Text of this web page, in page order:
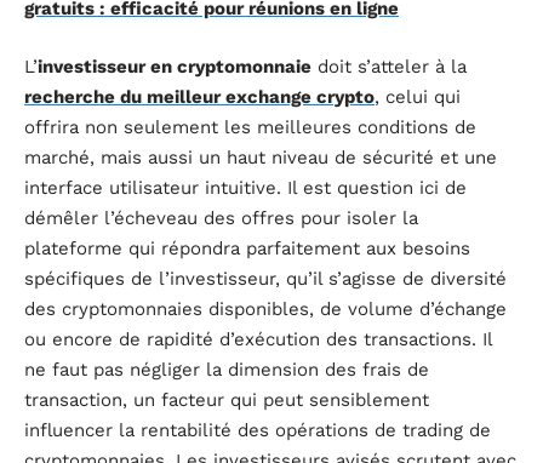
gratuits : efficacité pour réunions en ligne
L’investisseur en cryptomonnaie doit s’atteler à la
recherche du meilleur exchange crypto, celui qui
offrira non seulement les meilleures conditions de
marché, mais aussi un haut niveau de sécurité et une
interface utilisateur intuitive. Il est question ici de
démêler l’écheveau des offres pour isoler la
plateforme qui répondra parfaitement aux besoins
spécifiques de l’investisseur, qu’il s’agisse de diversité
des cryptomonnaies disponibles, de volume d’échange
ou encore de rapidité d’exécution des transactions. Il
ne faut pas négliger la dimension des frais de
transaction, un facteur qui peut sensiblement
influencer la rentabilité des opérations de trading de